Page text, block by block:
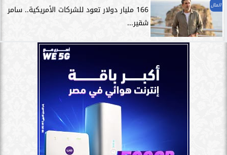
المال
166 مليار دولار تعود للشركات الأمريكية.. سامر
شقير...